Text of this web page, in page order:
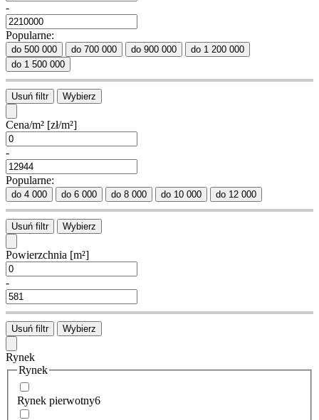
-
Popularne:
do 500 000 do 700 000 do 900 000
do 1 200 000
do 1 500 000
Usuń filtr Wybierz
Cena/m² [zł/m²]
-
Popularne:
do 4 000 do 6 000 do 8 000 do 10 000 do 12 000
Usuń filtr Wybierz
Powierzchnia [m²]
-
Usuń filtr Wybierz
Rynek
Rynek
Rynek pierwotny6